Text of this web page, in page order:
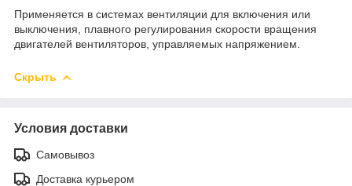
Применяется в системах вентиляции для включения или
выключения, плавного регулирования скорости вращения
двигателей вентиляторов, управляемых напряжением.
Скрыть
Условия доставки
Самовывоз
Доставка курьером